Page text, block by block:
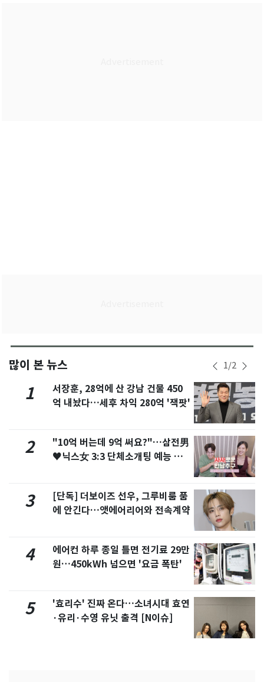
많이 본 뉴스 1/2
1
서장훈, 28억에 산 강남 건물 450
억 내놨다…세후 차익 280억 '잭팟'
2
"10억 버는데 9억 써요?"…삼전男
♥닉스女 3:3 단체소개팅 예능 화
3
[단독] 더보이즈 선우, 그루비룸 품
에 안긴다…앳에어리어와 전속계약
4
에어컨 하루 종일 틀면 전기료 29만
원…450kWh 넘으면 '요금 폭탄'
5
'효리수' 진짜 온다…소녀시대 효연
·유리·수영 유닛 출격 [N이슈]